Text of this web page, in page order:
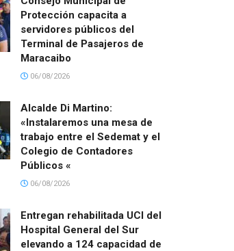
Protección capacita a
servidores públicos del
Terminal de Pasajeros de
Maracaibo
06/08/2026
Alcalde Di Martino:
«Instalaremos una mesa de
trabajo entre el Sedemat y el
Colegio de Contadores
Públicos «
06/08/2026
Entregan rehabilitada UCI del
Hospital General del Sur
elevando a 124 capacidad de